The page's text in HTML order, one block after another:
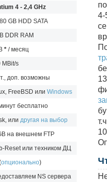
4 - 2,4 GHz
GB HDD SATA
DDR RAM
* / месяц
MBit/s
доп. возможны
FreeBSD или Windows
бесплатно
или другая на выбор
на внешнем FTP
Reset или техником ДЦ
опционально)
NS сервера
4-